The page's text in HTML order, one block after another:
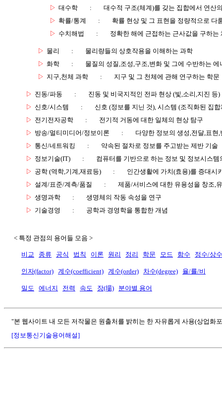
▷ 대수학 :
대수적 구조(체계)를 갖는 집합에서 연산
▷ 확률/통계 :
확률 현상 및 그 표현을 정량적으로 다
▷ 수치해법 : 정확한 해에 근접하는 근사값을 구하는
▷ 물리 :
물리량들의 상호작용을 이해하는 과학
▷ 화학 :
물질의 성질,조성,구조,변화 및 그에 수반하는
▷ 지구,천체 과학 : 지구 및 그 천체에 관해 연구하는 학문
▷ 진동/파동 :
진동 및 비국지적인 전파 현상 (빛,소리,지진 등)
▷ 신호/시스템 :
신호 (정보를 지닌 것), 시스템 (조직화된 집합
▷ 전기전자공학 :
전기적 거동에 대한 일체의 현상 탐구
▷ 방송/멀티미디어/정보이론 :
다양한 정보의 생성,전달,표현
▷ 통신/네트워킹 :
약속된 절차로 정보를 주고받는 제반 기술
▷ 정보기술(IT) :
컴퓨터를 기반으로 하는 정보 및 정보시스템
▷ 공학 (역학,기계,재료등) :
인간생활에 가치(효용)를 증대시
▷ 설계/표준/계측/품질 :
제품/서비스에 대한 유용성을 창조,
▷ 생명과학 :
생명체의 작동 속성을 연구
▷ 기술경영 : 공학과 경영학을 통합한 개념
< 특정 관점의 용어들 모음 >
비교 종류 공식 법칙 이론 원리 정리 학문 모드 함수 정수/상수
인자(factor) 계수(coefficient) 계수(order) 차수(degree) 율/률/비
밀도 에너지 전력 속도 장(場) 분야별 용어
"본 웹사이트 내 모든 저작물은 원출처를 밝히는 한 자유롭게 사용(상업화
[정보통신기술용어해설]